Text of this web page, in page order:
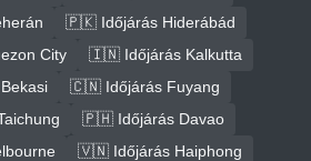
🇵🇰 Időjárás Hiderábád
City
🇮🇳 Időjárás Kalkutta
🇨🇳 Időjárás Fuyang
🇵🇭 Időjárás Davao
🇻🇳 Időjárás Haiphong